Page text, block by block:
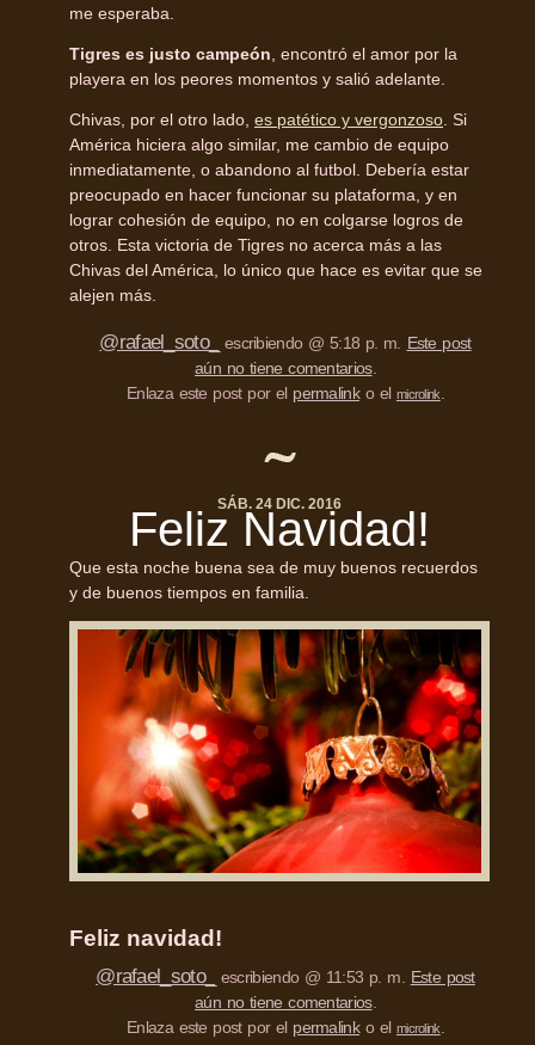
me esperaba.
Tigres es justo campeón , encontró el amor por la
playera en los peores momentos y salió adelante.
Chivas, por el otro lado, es patético y vergonzoso . Si
América hiciera algo similar, me cambio de equipo
inmediatamente, o abandono al futbol. Debería estar
preocupado en hacer funcionar su plataforma, y en
lograr cohesión de equipo, no en colgarse logros de
otros. Esta victoria de Tigres no acerca más a las
Chivas del América, lo único que hace es evitar que se
alejen más.
@rafael_soto_ escribiendo @ 5:18 p. m. Este post
aún no tiene comentarios.
Enlaza este post por el permalinko el microlink
SÁB. 24 DIC. 2016
Feliz Navidad!
Que esta noche buena sea de muy buenos recuerdos
y de buenos tiempos en familia.
Feliz navidad!
@rafael_soto_ escribiendo @ 11:53 p. m. Este post
aún no tiene comentarios.
Enlaza este post por el permalinko el microlink